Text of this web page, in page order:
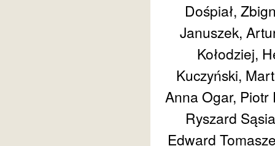
Dośpiał,
Januszek,
Kołodziej,
Kuczyński,
Anna Ogar, Piotr
Ryszard
Edward